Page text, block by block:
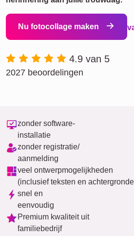
Nu fotocollage maken
4.9 van 5
2027 beoordelingen
zonder software-
installatie
zonder registratie/
aanmelding
veel ontwerpmogelijkheden
(inclusief teksten en
snel en
eenvoudig
Premium kwaliteit uit
familiebedrijf